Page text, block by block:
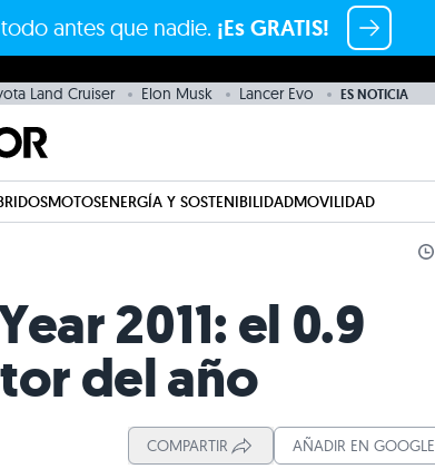
antes que nadie. ¡Es GRATIS!
Land Cruiser Elon Musk Lancer Evo ES NOTICIA
MOTOSENERGÍA Y SOSTENIBILIDADMOVILIDAD
2011: el 0.9
del año
COMPARTIR AÑADIR EN GOOGLE